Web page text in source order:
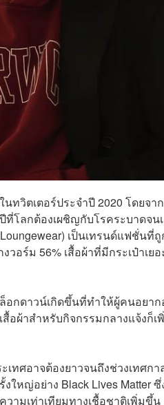
ทวิตเตอร์ประจำปี 2020 โดยจาก
โลกต้องเผชิญกับโรคระบาดจน
เป็นเทรนด์แฟชั่นที่
อร์ม 56% เสื้อผ้าที่มีกระเป๋าเยอ
อกดาวน์เกิดขึ้นที่ทำให้ผู้คนอยา
อผ้าสำหรับกิจกรรมกลางแจ้งก็เ
ทศอาจต้องยาวจนถึงช่วงเทศกา
หญ่อย่าง Black Lives Matter ซึ่
ามเท่าเทียมทางเชื้อชาติเพิ่มขึ้น